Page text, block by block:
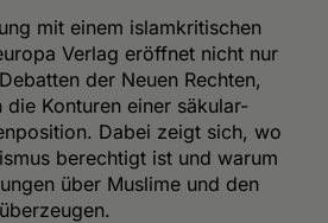
mit einem islamkritischen
Verlag eröffnet nicht nur
der Neuen Rechten,
Konturen einer säkular-
Dabei zeigt sich, wo
berechtigt ist und warum
über Muslime und den